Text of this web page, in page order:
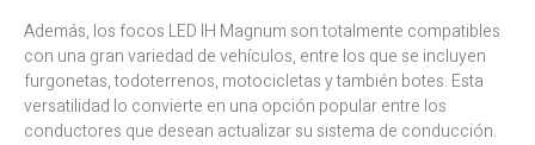
Además, los focos LED IH Magnum son totalmente compatibles
con una gran variedad de vehículos, entre los que se incluyen
furgonetas, todoterrenos, motocicletas y también botes. Esta
versatilidad lo convierte en una opción popular entre los
conductores que desean actualizar su sistema de conducción.